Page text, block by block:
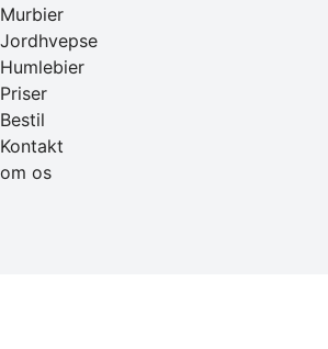
Murbier
Jordhvepse
Humlebier
Priser
Bestil
Kontakt
om os